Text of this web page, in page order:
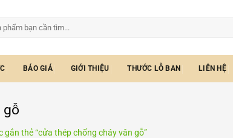
BÁO GIÁ GIỚI THIỆU THƯỚC LỖ BAN LIÊN HỆ
gỗ
gắn thẻ “cửa thép chống cháy vân gỗ”